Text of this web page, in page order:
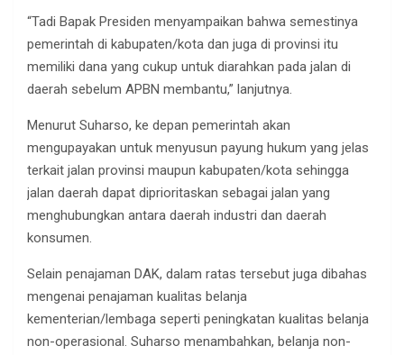
“Tadi Bapak Presiden menyampaikan bahwa semestinya
pemerintah di kabupaten/kota dan juga di provinsi itu
memiliki dana yang cukup untuk diarahkan pada jalan di
daerah sebelum APBN membantu,” lanjutnya.
Menurut Suharso, ke depan pemerintah akan
mengupayakan untuk menyusun payung hukum yang jelas
terkait jalan provinsi maupun kabupaten/kota sehingga
jalan daerah dapat diprioritaskan sebagai jalan yang
menghubungkan antara daerah industri dan daerah
konsumen.
Selain penajaman DAK, dalam ratas tersebut juga dibahas
mengenai penajaman kualitas belanja
kementerian/lembaga seperti peningkatan kualitas belanja
non-operasional. Suharso menambahkan, belanja non-